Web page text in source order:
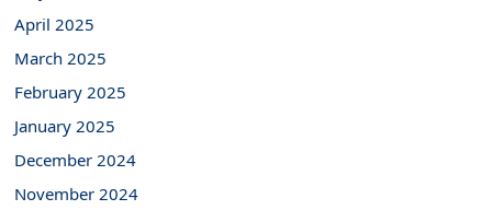
April 2025
March 2025
February 2025
January 2025
December 2024
November 2024